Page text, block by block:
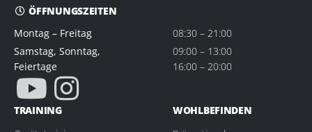
ÖFFNUNGSZEITEN
Montag – Freitag
08:30 – 21:00
Samstag, Sonntag,
Feiertage
09:00 – 13:00
16:00 – 20:00
TRAINING
WOHLBEFINDEN